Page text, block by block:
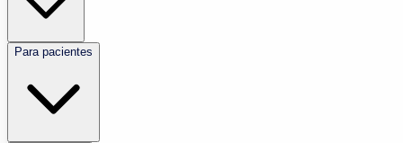
Para pacientes